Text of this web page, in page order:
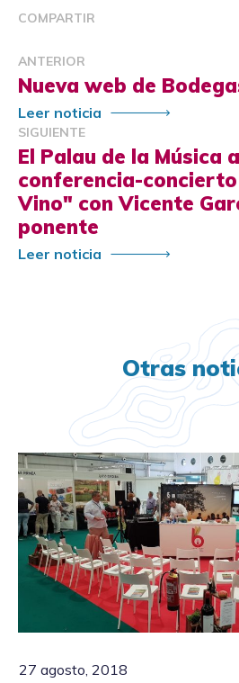
COMPARTIR
ANTERIOR
Nueva web de
Leer noticia
SIGUIENTE
El Palau de la Música
conferencia-
Vino" con Vicente
ponente
Leer noticia
Otras
27 agosto, 2018